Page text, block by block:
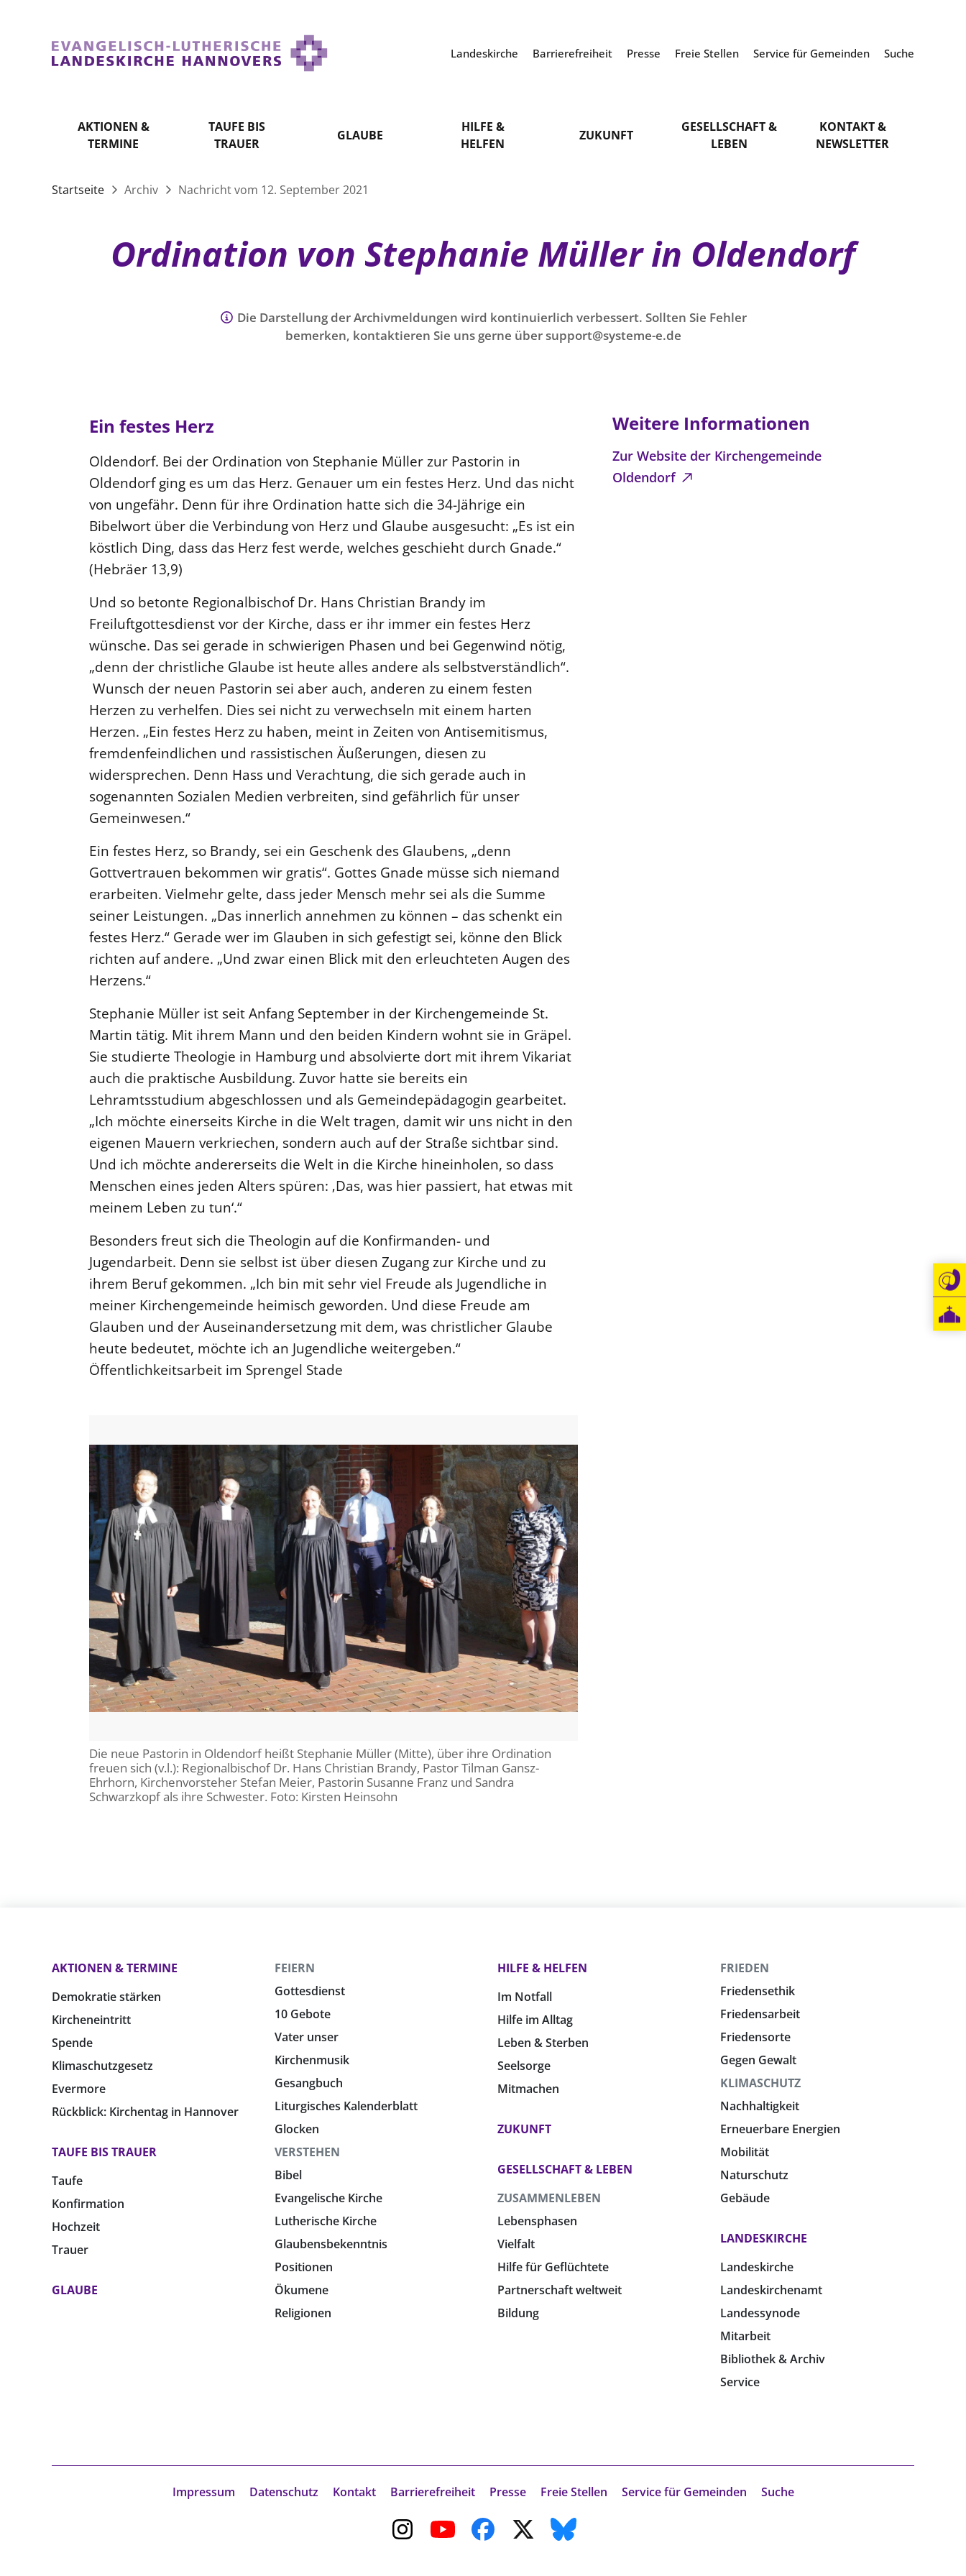
Landeskirche Barrierefreiheit Presse Freie Stellen Service für Gemeinden Suche
AKTIONEN &
TERMINE
TAUFE BIS
TRAUER
GLAUBE
HILFE &
HELFEN
ZUKUNFT
GESELLSCHAFT &
LEBEN
KONTAKT &
NEWSLETTER
Startseite Archiv Nachricht vom 12. September 2021
Ordination von Stephanie Müller in Oldendorf
Die Darstellung der Archivmeldungen wird kontinuierlich verbessert. Sollten Sie Fehler
bemerken, kontaktieren Sie uns gerne über support@systeme-e.de
Ein festes Herz
Oldendorf. Bei der Ordination von Stephanie Müller zur Pastorin in
Oldendorf ging es um das Herz. Genauer um ein festes Herz. Und das nicht
von ungefähr. Denn für ihre Ordination hatte sich die 34-Jährige ein
Bibelwort über die Verbindung von Herz und Glaube ausgesucht: „Es ist ein
köstlich Ding, dass das Herz fest werde, welches geschieht durch Gnade.“
(Hebräer 13,9)
Und so betonte Regionalbischof Dr. Hans Christian Brandy im
Freiluftgottesdienst vor der Kirche, dass er ihr immer ein festes Herz
wünsche. Das sei gerade in schwierigen Phasen und bei Gegenwind nötig,
„denn der christliche Glaube ist heute alles andere als selbstverständlich“.
Wunsch der neuen Pastorin sei aber auch, anderen zu einem festen
Herzen zu verhelfen. Dies sei nicht zu verwechseln mit einem harten
Herzen. „Ein festes Herz zu haben, meint in Zeiten von Antisemitismus,
fremdenfeindlichen und rassistischen Äußerungen, diesen zu
widersprechen. Denn Hass und Verachtung, die sich gerade auch in
sogenannten Sozialen Medien verbreiten, sind gefährlich für unser
Gemeinwesen.“
Ein festes Herz, so Brandy, sei ein Geschenk des Glaubens, „denn
Gottvertrauen bekommen wir gratis“. Gottes Gnade müsse sich niemand
erarbeiten. Vielmehr gelte, dass jeder Mensch mehr sei als die Summe
seiner Leistungen. „Das innerlich annehmen zu können – das schenkt ein
festes Herz.“ Gerade wer im Glauben in sich gefestigt sei, könne den Blick
richten auf andere. „Und zwar einen Blick mit den erleuchteten Augen des
Herzens.“
Stephanie Müller ist seit Anfang September in der Kirchengemeinde St.
Martin tätig. Mit ihrem Mann und den beiden Kindern wohnt sie in Gräpel.
Sie studierte Theologie in Hamburg und absolvierte dort mit ihrem Vikariat
auch die praktische Ausbildung. Zuvor hatte sie bereits ein
Lehramtsstudium abgeschlossen und als Gemeindepädagogin gearbeitet.
„Ich möchte einerseits Kirche in die Welt tragen, damit wir uns nicht in den
eigenen Mauern verkriechen, sondern auch auf der Straße sichtbar sind.
Und ich möchte andererseits die Welt in die Kirche hineinholen, so dass
Menschen eines jeden Alters spüren: ‚Das, was hier passiert, hat etwas mit
meinem Leben zu tun‘.“
Besonders freut sich die Theologin auf die Konfirmanden- und
Jugendarbeit. Denn sie selbst ist über diesen Zugang zur Kirche und zu
ihrem Beruf gekommen. „Ich bin mit sehr viel Freude als Jugendliche in
meiner Kirchengemeinde heimisch geworden. Und diese Freude am
Glauben und der Auseinandersetzung mit dem, was christlicher Glaube
heute bedeutet, möchte ich an Jugendliche weitergeben.“
Öffentlichkeitsarbeit im Sprengel Stade
Die neue Pastorin in Oldendorf heißt Stephanie Müller (Mitte), über ihre Ordination
freuen sich (v.l.): Regionalbischof Dr. Hans Christian Brandy, Pastor Tilman Gansz-
Ehrhorn, Kirchenvorsteher Stefan Meier, Pastorin Susanne Franz und Sandra
Schwarzkopf als ihre Schwester. Foto: Kirsten Heinsohn
Weitere Informationen
Zur Website der Kirchengemeinde
Oldendorf
AKTIONEN & TERMINE
Demokratie stärken
Kircheneintritt
Spende
Klimaschutzgesetz
Evermore
Rückblick: Kirchentag in Hannover
TAUFE BIS TRAUER
Taufe
Konfirmation
Hochzeit
Trauer
GLAUBE
FEIERN
Gottesdienst
10 Gebote
Vater unser
Kirchenmusik
Gesangbuch
Liturgisches Kalenderblatt
Glocken
VERSTEHEN
Bibel
Evangelische Kirche
Lutherische Kirche
Glaubensbekenntnis
Positionen
Ökumene
Religionen
HILFE & HELFEN
Im Notfall
Hilfe im Alltag
Leben & Sterben
Seelsorge
Mitmachen
ZUKUNFT
GESELLSCHAFT & LEBEN
ZUSAMMENLEBEN
Lebensphasen
Vielfalt
Hilfe für Geflüchtete
Partnerschaft weltweit
Bildung
FRIEDEN
Friedensethik
Friedensarbeit
Friedensorte
Gegen Gewalt
KLIMASCHUTZ
Nachhaltigkeit
Erneuerbare Energien
Mobilität
Naturschutz
Gebäude
LANDESKIRCHE
Landeskirche
Landeskirchenamt
Landessynode
Mitarbeit
Bibliothek & Archiv
Service
Impressum Datenschutz Kontakt Barrierefreiheit Presse Freie Stellen Service für Gemeinden Suche